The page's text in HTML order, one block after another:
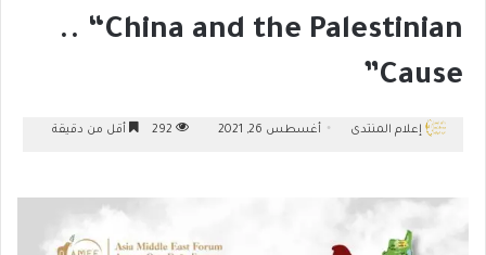
.. “China and the Palestinian
Cause”
إعلام المنتدى أغسطس 26, 2021 أقل من دقيقة